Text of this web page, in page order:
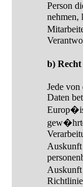
Person
nehmen,
b)
Jede von
Daten
Auskunft